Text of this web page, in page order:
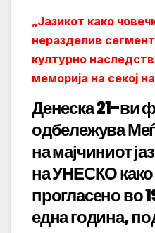
„Јазикот како
неразделив
културно
меморија на секој
Денеска 21-ви
одбележува
на мајчиниот
на УНЕСКО како
прогласено во
една година,